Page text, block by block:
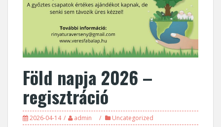
Föld napja 2026 –
regisztráció
2026-04-14 admin Uncategorized